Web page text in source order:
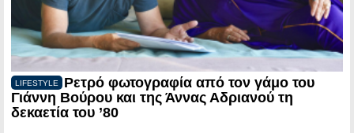
LIFESTYLE
Ρετρό φωτογραφία από τον γάμο του
Γιάννη Βούρου και της Άννας Αδριανού τη
δεκαετία του ’80